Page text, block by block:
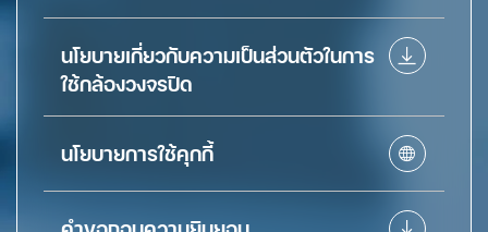
นโยบายเกี่ยวกับความเป็นส่วนตัวในการ
ใช้กล้องวงจรปิด
นโยบายการใช้คุกกี้